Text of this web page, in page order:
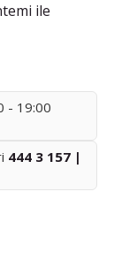
ile
- 19:00
444 3 157 |